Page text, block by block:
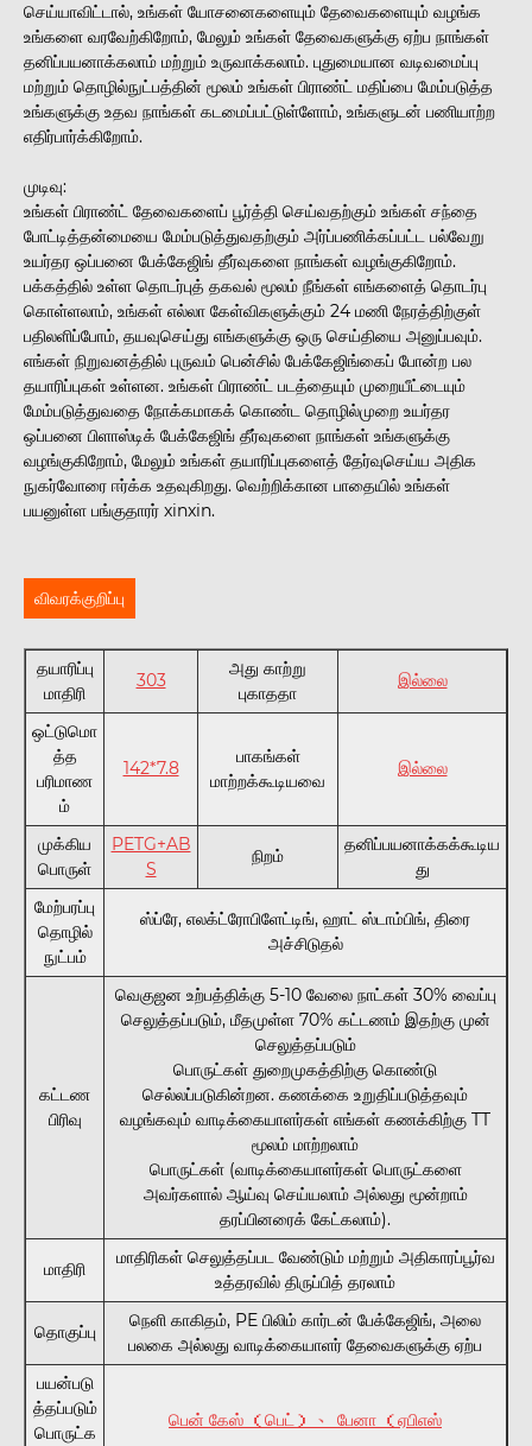
செய்யாவிட்டால், உங்கள் யோசனைகளையும் தேவைகளையும் வழங்க
உங்களை வரவேற்கிறோம், மேலும் உங்கள் தேவைகளுக்கு ஏற்ப நாங்கள்
தனிப்பயனாக்கலாம் மற்றும் உருவாக்கலாம். புதுமையான வடிவமைப்பு
மற்றும் தொழில்நுட்பத்தின் மூலம் உங்கள் பிராண்ட் மதிப்பை மேம்படுத்த
உங்களுக்கு உதவ நாங்கள் கடமைப்பட்டுள்ளோம், உங்களுடன் பணியாற்ற
எதிர்பார்க்கிறோம்.
முடிவு:
உங்கள் பிராண்ட் தேவைகளைப் பூர்த்தி செய்வதற்கும் உங்கள் சந்தை
போட்டித்தன்மையை மேம்படுத்துவதற்கும் அர்ப்பணிக்கப்பட்ட பல்வேறு
உயர்தர ஒப்பனை பேக்கேஜிங் தீர்வுகளை நாங்கள் வழங்குகிறோம்.
பக்கத்தில் உள்ள தொடர்புத் தகவல் மூலம் நீங்கள் எங்களைத் தொடர்பு
கொள்ளலாம், உங்கள் எல்லா கேள்விகளுக்கும் 24 மணி நேரத்திற்குள்
பதிலளிப்போம், தயவுசெய்து எங்களுக்கு ஒரு செய்தியை அனுப்பவும்.
எங்கள் நிறுவனத்தில் புருவம் பென்சில் பேக்கேஜிங்கைப் போன்ற பல
தயாரிப்புகள் உள்ளன. உங்கள் பிராண்ட் படத்தையும் முறையீட்டையும்
மேம்படுத்துவதை நோக்கமாகக் கொண்ட தொழில்முறை உயர்தர
ஒப்பனை பிளாஸ்டிக் பேக்கேஜிங் தீர்வுகளை நாங்கள் உங்களுக்கு
வழங்குகிறோம், மேலும் உங்கள் தயாரிப்புகளைத் தேர்வுசெய்ய அதிக
நுகர்வோரை ஈர்க்க உதவுகிறது. வெற்றிக்கான பாதையில் உங்கள்
பயனுள்ள பங்குதாரர் xinxin.
விவரக்குறிப்பு
தயாரிப்பு
மாதிரி
303
அது காற்று
புகாததா
இல்லை
ஒட்டுமொ
த்த
பரிமாண
ம்
142*7.8
பாகங்கள்
மாற்றக்கூடியவை
இல்லை
முக்கிய
பொருள்
PETG+AB
S
நிறம்
தனிப்பயனாக்கக்கூடிய
து
மேற்பரப்பு
தொழில்
நுட்பம்
ஸ்ப்ரே, எலக்ட்ரோபிளேட்டிங், ஹாட் ஸ்டாம்பிங், திரை
அச்சிடுதல்
கட்டண
பிரிவு
வெகுஜன உற்பத்திக்கு 5-10 வேலை நாட்கள் 30% வைப்பு
செலுத்தப்படும், மீதமுள்ள 70% கட்டணம் இதற்கு முன்
செலுத்தப்படும்
பொருட்கள் துறைமுகத்திற்கு கொண்டு
செல்லப்படுகின்றன. கணக்கை உறுதிப்படுத்தவும்
வழங்கவும் வாடிக்கையாளர்கள் எங்கள் கணக்கிற்கு TT
மூலம் மாற்றலாம்
பொருட்கள் (வாடிக்கையாளர்கள் பொருட்களை
அவர்களால் ஆய்வு செய்யலாம் அல்லது மூன்றாம்
தரப்பினரைக் கேட்கலாம்).
மாதிரி
மாதிரிகள் செலுத்தப்பட வேண்டும் மற்றும் அதிகாரப்பூர்வ
உத்தரவில் திருப்பித் தரலாம்
தொகுப்பு
நெளி காகிதம், PE பிலிம் கார்டன் பேக்கேஜிங், அலை
பலகை அல்லது வாடிக்கையாளர் தேவைகளுக்கு ஏற்ப
பயன்படு
த்தப்படும்
பொருட்க
பென் கேஸ் （பெட்） 、 பேனா （ஏபிஎஸ்